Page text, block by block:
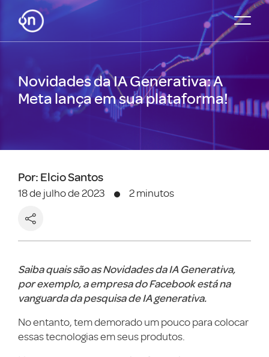
Novidades da IA Generativa: A
Meta lança em sua plataforma!
Por: Elcio Santos
18 de julho de 2023 2 minutos
Saiba quais são as Novidades da IA Generativa,
por exemplo, a empresa do Facebook está na
vanguarda da pesquisa de IA generativa.
No entanto, tem demorado um pouco para colocar
essas tecnologias em seus produtos.